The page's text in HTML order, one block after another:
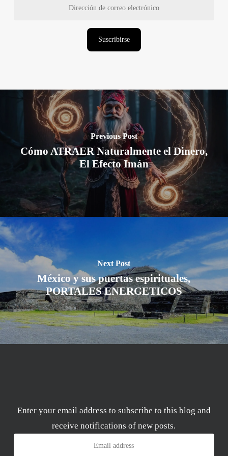
Suscribirse
Previous Post
Cómo ATRAER Naturalmente el Dinero,
El Efecto Imán
Next Post
México y sus puertas espirituales,
PORTALES ENERGETICOS
Enter your email address to subscribe to this blog and
receive notifications of new posts.
Email